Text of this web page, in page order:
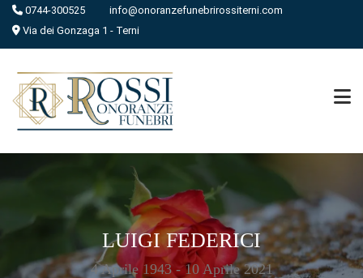
0744-300525
info@onoranzefunebrirossiterni.com
Via dei Gonzaga 1 - Terni
LUIGI FEDERICI
4 Aprile 1943 - 10 Aprile 2021